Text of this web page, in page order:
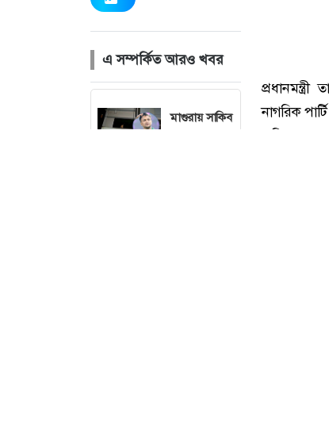
এ সম্পর্কিত আরও খবর
মাগুরায় সাকিব